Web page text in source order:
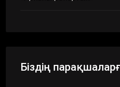
Біздің